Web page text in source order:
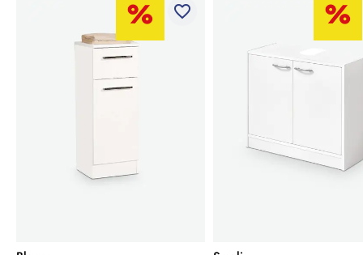
favorite_border